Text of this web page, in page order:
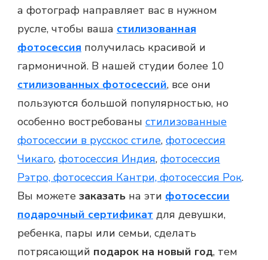
а фотограф направляет вас в нужном
русле, чтобы ваша стилизованная
фотосессия получилась красивой и
гармоничной. В нашей студии более 10
стилизованных фотосессий, все они
пользуются большой популярностью, но
особенно востребованы стилизованные
фотосессии в русскос стиле, фотосессия
Чикаго, фотосессия Индия, фотосессия
Рэтро, фотосессия Кантри, фотосессия Рок.
Вы можете заказать на эти фотосессии
подарочный сертификат для девушки,
ребенка, пары или семьи, сделать
потрясающий подарок на новый год, тем